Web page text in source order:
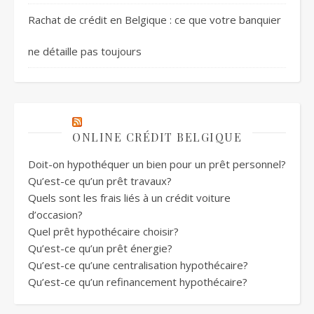
Rachat de crédit en Belgique : ce que votre banquier
ne détaille pas toujours
ONLINE CRÉDIT BELGIQUE
Doit-on hypothéquer un bien pour un prêt personnel?
Qu’est-ce qu’un prêt travaux?
Quels sont les frais liés à un crédit voiture
d’occasion?
Quel prêt hypothécaire choisir?
Qu’est-ce qu’un prêt énergie?
Qu’est-ce qu’une centralisation hypothécaire?
Qu’est-ce qu’un refinancement hypothécaire?